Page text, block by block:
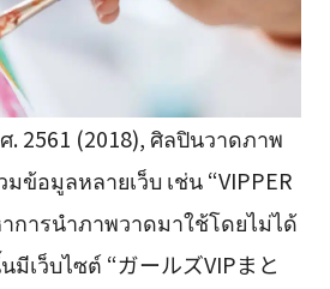
2561 (2018), ศิลปินวาดภาพ
ข้อมูลหลายเว็บ เช่น “VIPPER
การนำภาพวาดมาใช้โดยไม่ได้
เว็บไซต์ “ガールズVIPまと